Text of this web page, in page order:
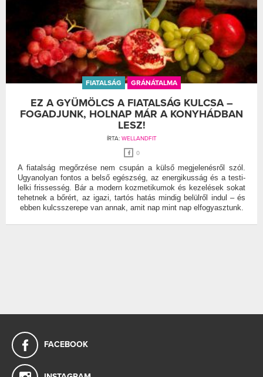
FIATALSÁG GRÁNÁTALMA
EZ A GYÜMÖLCS A FIATALSÁG KULCSA –
FOGADJUNK, HOLNAP MÁR A KONYHÁDBAN
LESZ!
ÍRTA: WELLANDFIT
0
A fiatalság megőrzése nem csupán a külső megjelenésről szól.
Ugyanolyan fontos a belső egészség, az energikusság és a testi-
lelki frissesség. Bár a modern kozmetikumok és kezelések sokat
tehetnek a bőrért, az igazi, tartós hatás mindig belülről indul – és
ebben kulcsszerepe van annak, amit nap mint nap elfogyasztunk.
FACEBOOK